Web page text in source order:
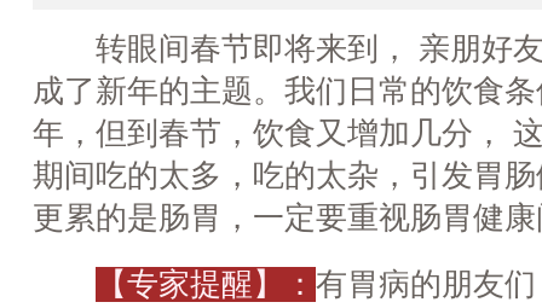
转眼间春节即将来到， 亲朋好友
成了新年的主题。我们日常的饮食
年，但到春节，饮食又增加几分，
期间吃的太多，吃的太杂，引发胃
更累的是肠胃，一定要重视肠胃健
【专家提醒】： 有胃病的朋友